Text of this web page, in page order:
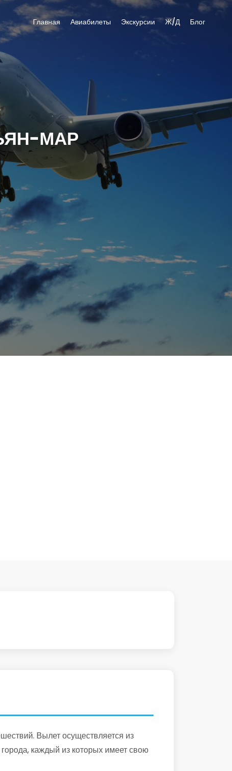
Главная Авиабилеты Экскурсии Ж/Д Блог
МАР
Вылет осуществляется из
каждый из которых имеет свою